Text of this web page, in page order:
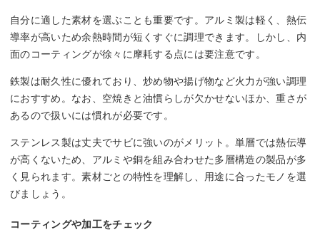
自分に適した素材を選ぶことも重要です。アルミ製は軽く、熱伝
導率が高いため余熱時間が短くすぐに調理できます。しかし、内
面のコーティングが徐々に摩耗する点には要注意です。
鉄製は耐久性に優れており、炒め物や揚げ物など火力が強い調理
におすすめ。なお、空焼きと油慣らしが欠かせないほか、重さが
あるので扱いには慣れが必要です。
ステンレス製は丈夫でサビに強いのがメリット。単層では熱伝導
が高くないため、アルミや銅を組み合わせた多層構造の製品が多
く見られます。素材ごとの特性を理解し、用途に合ったモノを選
びましょう。
コーティングや加工をチェック